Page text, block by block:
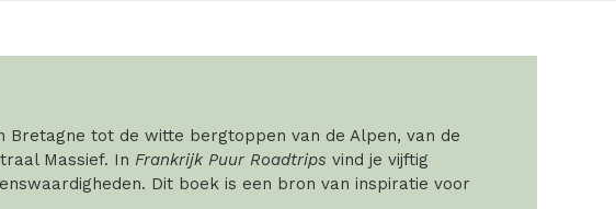
Bretagne tot de witte bergtoppen van de Alpen, van de
Massief. In Frankrijk Puur Roadtrips vind je vijftig
Dit boek is een bron van inspiratie voor